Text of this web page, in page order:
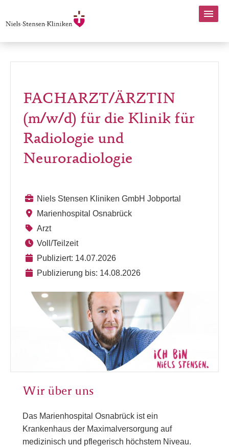
FACHARZT/ÄRZTIN
(m/w/d) für die Klinik für
Radiologie und
Neuroradiologie
Niels Stensen Kliniken GmbH Jobportal
Marienhospital Osnabrück
Arzt
Voll/Teilzeit
Publiziert: 14.07.2026
Publizierung bis: 14.08.2026
Wir über uns
Das Marienhospital Osnabrück ist ein
Krankenhaus der Maximalversorgung auf
medizinisch und pflegerisch höchstem Niveau.